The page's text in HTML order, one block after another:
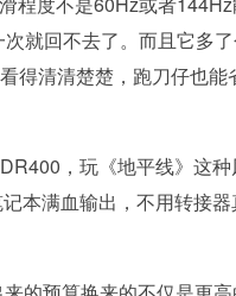
就回不去了。而且它多
得清清楚楚，跑刀仔也能
，玩《地平线》这
本满血输出，不用转接器